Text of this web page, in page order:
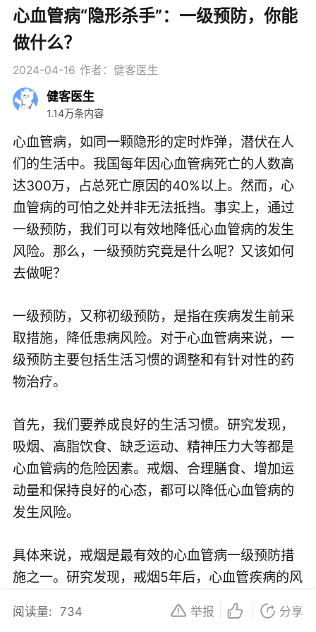
心血管病“隐形杀手”：一级预防，你能
做什么？
2024-04-16 作者：健客医生
健客医生
1.14万条内容
心血管病，如同一颗隐形的定时炸弹，潜伏在人
们的生活中。我国每年因心血管病死亡的人数高
达300万，占总死亡原因的40%以上。然而，心
血管病的可怕之处并非无法抵挡。事实上，通过
一级预防，我们可以有效地降低心血管病的发生
风险。那么，一级预防究竟是什么呢？又该如何
去做呢？
一级预防，又称初级预防，是指在疾病发生前采
取措施，降低患病风险。对于心血管病来说，一
级预防主要包括生活习惯的调整和有针对性的药
物治疗。
首先，我们要养成良好的生活习惯。研究发现，
吸烟、高脂饮食、缺乏运动、精神压力大等都是
心血管病的危险因素。戒烟、合理膳食、增加运
动量和保持良好的心态，都可以降低心血管病的
发生风险。
具体来说，戒烟是最有效的心血管病一级预防措
施之一。研究发现，戒烟5年后，心血管疾病的风
险降低至非吸烟者的水平。此外，限制酒精摄
入、保持健康的饮食习惯，如增加膳食纤维、
阅读量: 734 举报 分享